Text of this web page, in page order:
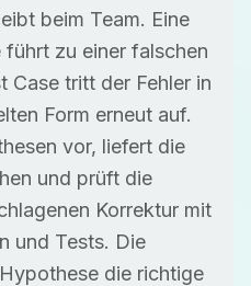
beim Team. Eine
zu einer falschen
Case tritt der Fehler in
Form erneut auf.
vor, liefert die
und prüft die
Korrektur mit
und Tests. Die
die richtige